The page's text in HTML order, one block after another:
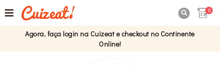
0
Agora, faça login na Cuizeat e checkout no Continente
Online!